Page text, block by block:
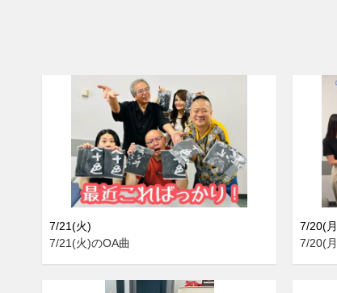
7/21(火)
7/21(火)のOA曲
7/20(
7/20(